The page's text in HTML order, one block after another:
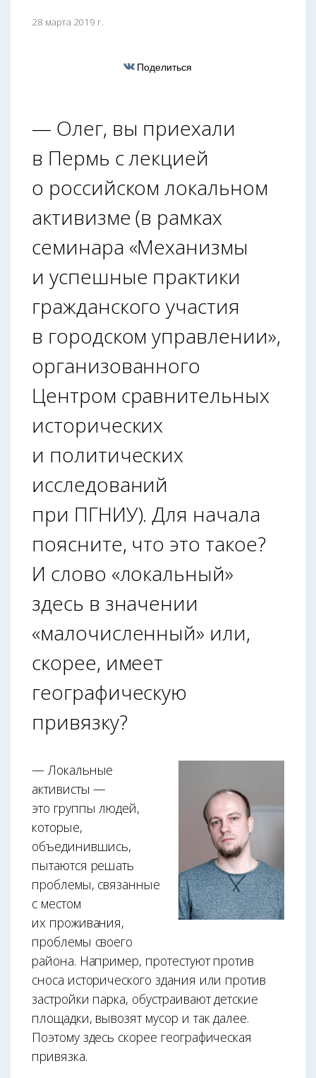
28 марта 2019 г.
Поделиться
— Олег, вы приехали
в Пермь с лекцией
о российском локальном
активизме (в рамках
семинара «Механизмы
и успешные практики
гражданского участия
в городском управлении»,
организованного
Центром сравнительных
исторических
и политических
исследований
при ПГНИУ). Для начала
поясните, что это такое?
И слово «локальный»
здесь в значении
«малочисленный» или,
скорее, имеет
географическую
привязку?
— Локальные
активисты —
это группы людей,
которые,
объединившись,
пытаются решать
проблемы, связанные
с местом
их проживания,
проблемы своего
района. Например, протестуют против
сноса исторического здания или против
застройки парка, обустраивают детские
площадки, вывозят мусор и так далее.
Поэтому здесь скорее географическая
привязка.